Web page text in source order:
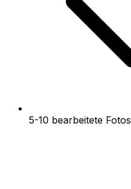
5-10 bearbeitete Fotos